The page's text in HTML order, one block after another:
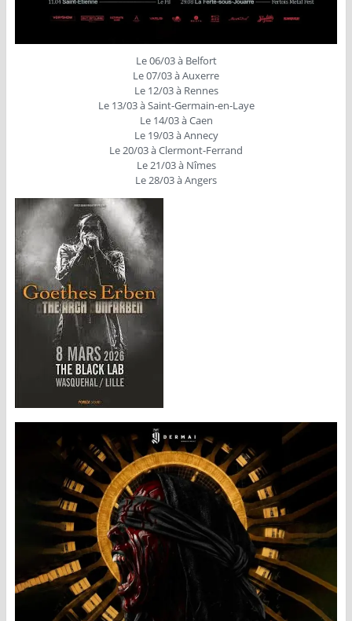
Le 06/03 à Belfort
Le 07/03 à Auxerre
Le 12/03 à Rennes
Le 13/03 à Saint-Germain-en-Laye
Le 14/03 à Caen
Le 19/03 à Annecy
Le 20/03 à Clermont-Ferrand
Le 21/03 à Nîmes
Le 28/03 à Angers